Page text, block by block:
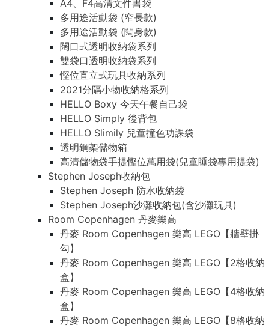
A4、F4高清文件書袋
多用途活動袋 (窄長款)
多用途活動袋 (闊身款)
闊口式透明收納袋系列
雙袋口透明收納袋系列
慳位直立式玩具收納系列
2021分隔小物收納格系列
HELLO Boxy 今天午餐自己袋
HELLO Simply 後背包
HELLO Slimily 兒童撞色功課袋
透明鋼架儲物箱
高清儲物袋手提慳位萬用袋(兒童睡袋專用提袋)
Stephen Joseph收納包
Stephen Joseph 防水收納袋
Stephen Joseph沙灘收納包(含沙灘玩具)
Room Copenhagen 丹麥樂高
丹麥 Room Copenhagen 樂高 LEGO【牆壁掛
勾】
丹麥 Room Copenhagen 樂高 LEGO【2格收納
盒】
丹麥 Room Copenhagen 樂高 LEGO【4格收納
盒】
丹麥 Room Copenhagen 樂高 LEGO【8格收納